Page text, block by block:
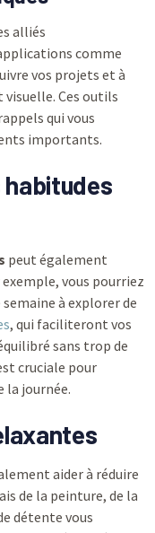
alliés
comme
vos projets et à
Ces outils
qui vous
importants.
habitudes
peut également
vous pourriez
à explorer de
, qui faciliteront vos
sans trop de
cruciale pour
la journée.
aider à réduire
de la peinture, de la
détente vous